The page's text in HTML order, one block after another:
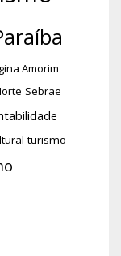
Amorim
Sebrae
turismo